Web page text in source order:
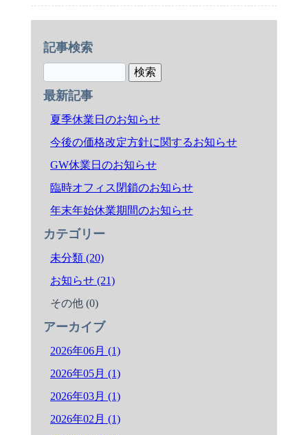
記事検索
最新記事
夏季休業日のお知らせ
今後の価格改定方針に関するお知らせ
GW休業日のお知らせ
臨時オフィス閉鎖のお知らせ
年末年始休業期間のお知らせ
カテゴリー
未分類 (20)
お知らせ (21)
その他 (0)
アーカイブ
2026年06月 (1)
2026年05月 (1)
2026年03月 (1)
2026年02月 (1)